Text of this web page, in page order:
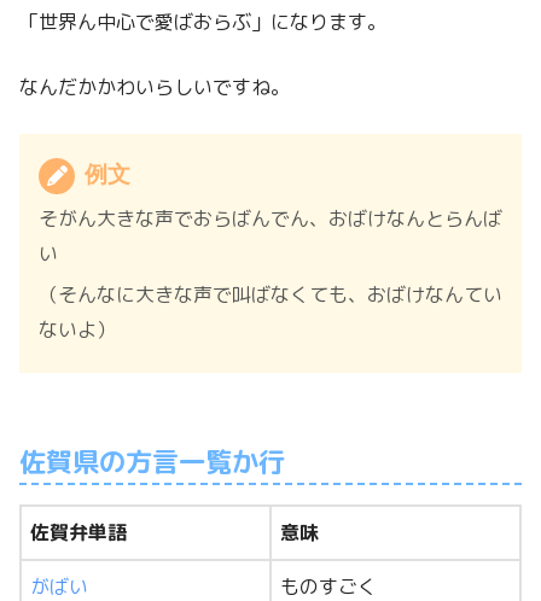
「世界ん中心で愛ばおらぶ」になります。
なんだかかわいらしいですね。
例文
そがん大きな声でおらばんでん、おばけなんとらんば
い
（そんなに大きな声で叫ばなくても、おばけなんてい
ないよ）
佐賀県の方言一覧か行
佐賀弁単語 意味
がばい ものすごく